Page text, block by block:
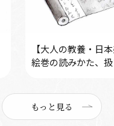
【大人の教養・日
絵巻の読みかた、
もっと見る